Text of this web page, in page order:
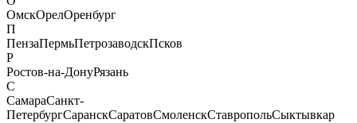
ОмскОрелОренбург
П
ПензаПермьПетрозаводскПсков
Р
Ростов-на-ДонуРязань
С
СамараСанкт-
ПетербургСаранскСаратовСмоленскСтавропольСыктывкар